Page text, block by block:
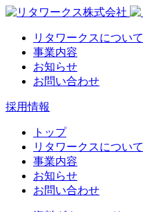
リタワークスについて
事業内容
お知らせ
お問い合わせ
採用情報
トップ
リタワークスについて
事業内容
お知らせ
お問い合わせ